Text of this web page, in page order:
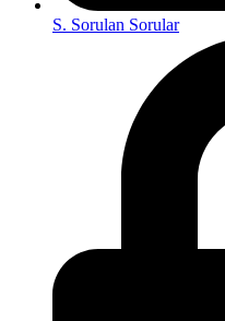
S. Sorulan Sorular